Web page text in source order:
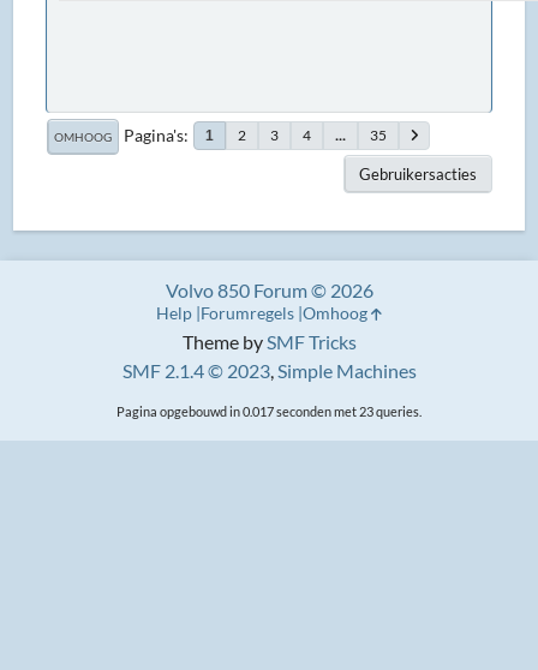
OMHOOG Pagina's 1 2 3 4 ... 35
Gebruikersacties
Theme bySMF Tricks
SMF 2.1.4 © 2023,Simple Machines
Volvo 850 Forum © 2026
Help Forumregels Omhoog
Pagina opgebouwd in 0.017 seconden met 23 queries.